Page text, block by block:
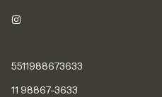
5511988673633
11 98867-3633